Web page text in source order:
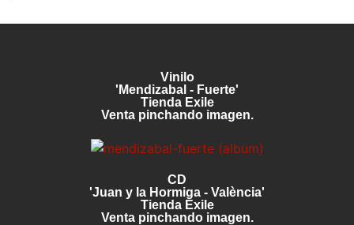
Vinilo
'Mendizabal - Fuerte'
Tienda Exile
Venta pinchando imagen.
CD
'Juan y la Hormiga - València'
Tienda Exile
Venta pinchando imagen.